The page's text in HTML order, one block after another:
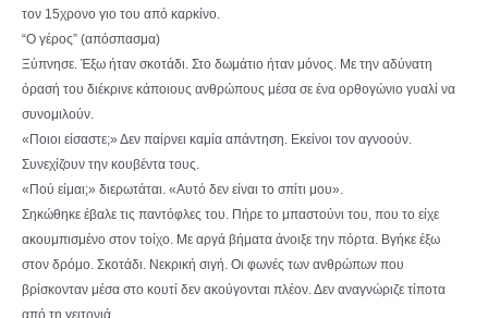
τον 15χρονο γιο του από καρκίνο.
“Ο γέρος” (απόσπασμα)
Ξύπνησε. Έξω ήταν σκοτάδι. Στο δωμάτιο ήταν μόνος. Με την αδύνατη
όρασή του διέκρινε κάποιους ανθρώπους μέσα σε ένα ορθογώνιο γυαλί να
συνομιλούν.
«Ποιοι είσαστε;» Δεν παίρνει καμία απάντηση. Εκείνοι τον αγνοούν.
Συνεχίζουν την κουβέντα τους.
«Πού είμαι;» διερωτάται. «Αυτό δεν είναι το σπίτι μου».
Σηκώθηκε έβαλε τις παντόφλες του. Πήρε το μπαστούνι του, που το είχε
ακουμπισμένο στον τοίχο. Με αργά βήματα άνοιξε την πόρτα. Βγήκε έξω
στον δρόμο. Σκοτάδι. Νεκρική σιγή. Οι φωνές των ανθρώπων που
βρίσκονταν μέσα στο κουτί δεν ακούγονται πλέον. Δεν αναγνώριζε τίποτα